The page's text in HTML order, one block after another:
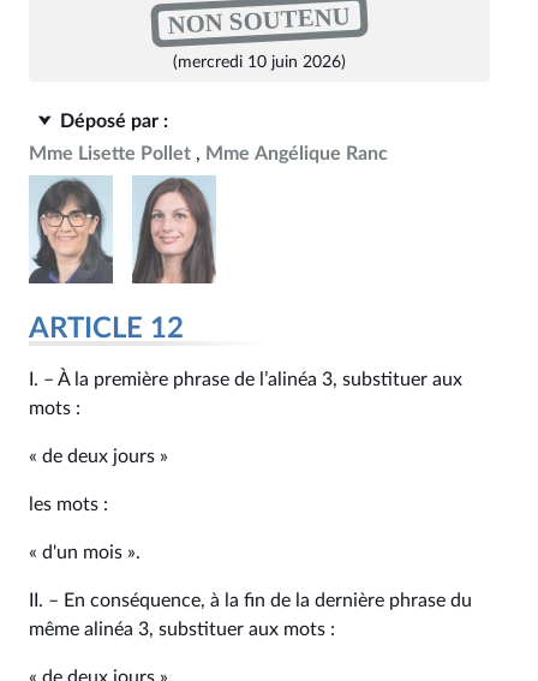
NON SOUTENU
(mercredi 10 juin 2026)
Déposé par :
Mme Lisette Pollet
Mme Angélique Ranc
ARTICLE 12
I. – À la première phrase de l’alinéa 3, substituer aux
mots :
« de deux jours »
les mots :
« d'un mois ».
II. – En conséquence, à la fin de la dernière phrase du
même alinéa 3, substituer aux mots :